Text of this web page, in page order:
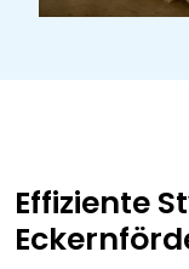
Effiziente